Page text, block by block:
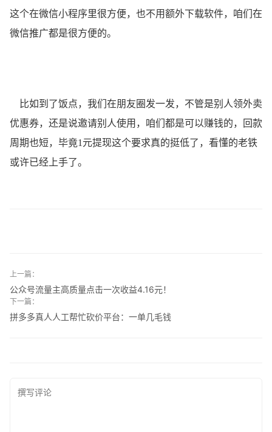
这个在微信小程序里很方便，也不用额外下载软件，咱们在
微信推广都是很方便的。
比如到了饭点，我们在朋友圈发一发，不管是别人领外卖
优惠券，还是说邀请别人使用，咱们都是可以赚钱的，回款
周期也短，毕竟1元提现这个要求真的挺低了，看懂的老铁
或许已经上手了。
上一篇：
公众号流量主高质量点击一次收益4.16元！
下一篇：
拼多多真人人工帮忙砍价平台：一单几毛钱